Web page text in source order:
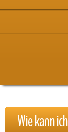
Wiekannich